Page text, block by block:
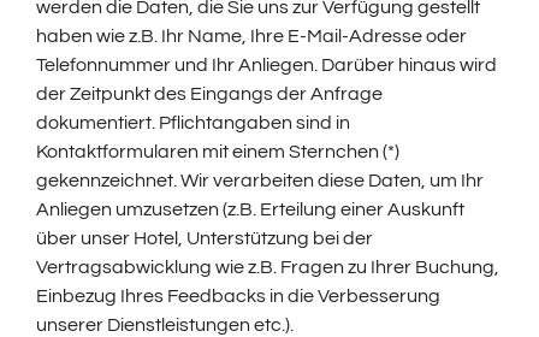
werden die Daten, die Sie uns zur Verfügung gestellt
haben wie z.B. Ihr Name, Ihre E-Mail-Adresse oder
Telefonnummer und Ihr Anliegen. Darüber hinaus wird
der Zeitpunkt des Eingangs der Anfrage
dokumentiert. Pflichtangaben sind in
Kontaktformularen mit einem Sternchen (*)
gekennzeichnet. Wir verarbeiten diese Daten, um Ihr
Anliegen umzusetzen (z.B. Erteilung einer Auskunft
über unser Hotel, Unterstützung bei der
Vertragsabwicklung wie z.B. Fragen zu Ihrer Buchung,
Einbezug Ihres Feedbacks in die Verbesserung
unserer Dienstleistungen etc.).